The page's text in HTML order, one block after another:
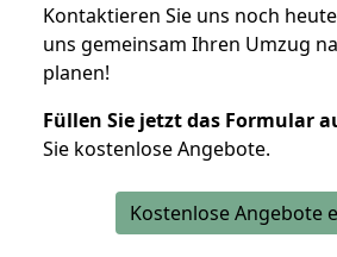
Kontaktieren Sie uns noch
uns gemeinsam Ihren Umzug
planen!
Füllen Sie jetzt das Formular
Sie kostenlose Angebote.
Kostenlose Angebote